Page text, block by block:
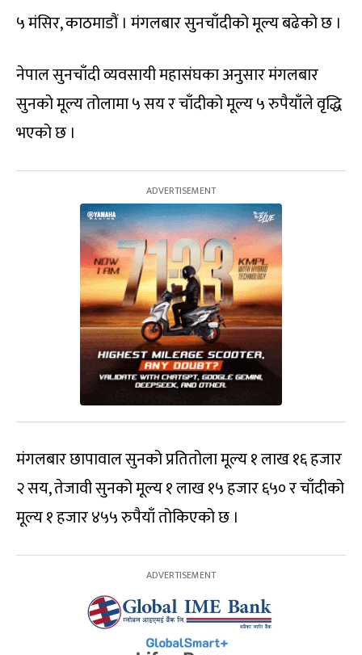
५ मंसिर, काठमाडौं । मंगलबार सुनचाँदीको मूल्य बढेको छ ।
नेपाल सुनचाँदी व्यवसायी महासंघका अनुसार मंगलबार
सुनको मूल्य तोलामा ५ सय र चाँदीको मूल्य ५ रुपैयाँले वृद्धि
भएको छ ।
मंगलबार छापावाल सुनको प्रतितोला मूल्य १ लाख १६ हजार
२ सय, तेजावी सुनको मूल्य १ लाख १५ हजार ६५० र चाँदीको
मूल्य १ हजार ४५५ रुपैयाँ तोकिएको छ ।